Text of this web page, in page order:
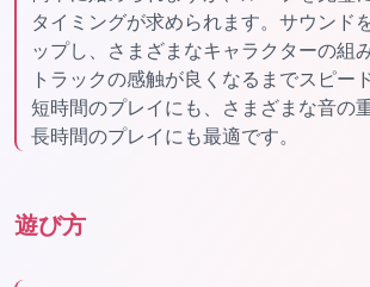
タイミングが求められます。サウンド
ップし、さまざまなキャラクターの組
トラックの感触が良くなるまでスピー
短時間のプレイにも、さまざまな音の
長時間のプレイにも最適です。
遊び方